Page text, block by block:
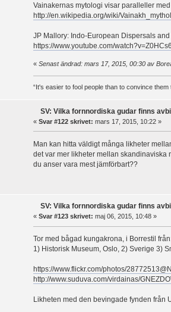
Vainakernas mytologi visar paralleller
http://en.wikipedia.org/wiki/
JP Mallory: Indo-European Dispersals
https://www.youtube.com/
« Senast ändrad: mars 17, 2015, 00:30 av
“It's easier to fool people than to convince them
SV: Vilka fornnordiska gudar finns
« Svar #122 skrivet: mars 17, 2015, 10:22 »
Man kan hitta väldigt många likheter
det var mer likheter mellan skandinaviska
du anser vara mest jämförbart??
SV: Vilka fornnordiska gudar finns
« Svar #123 skrivet: maj 06, 2015, 10:48 »
Tor med bågad kungakrona, i Borrestil
1) Historisk Museum, Oslo, 2) Sverige 3)
https://www.flickr.com/photos/
http://www.suduva.com/virdainas/
Likheten med den bevingade fynden från